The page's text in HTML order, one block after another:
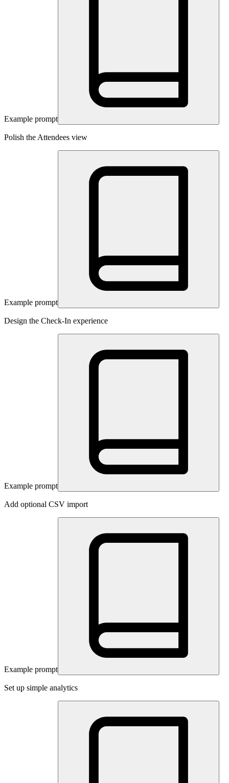
Example prompt
Polish the Attendees view
Example prompt
Design the Check-In experience
Example prompt
Add optional CSV import
Example prompt
Set up simple analytics